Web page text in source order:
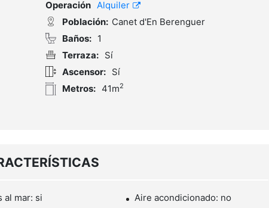
Operación Alquiler
Población: Canet d'En Berenguer
Baños:
1
Terraza:
Sí
Ascensor:
Sí
Metros:
41m2
al mar: si
Aire acondicionado: no